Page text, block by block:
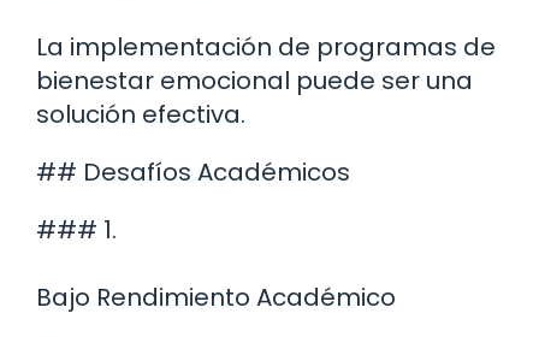
La implementación de programas de
bienestar emocional puede ser una
solución efectiva.
## Desafíos Académicos
### 1.
Bajo Rendimiento Académico